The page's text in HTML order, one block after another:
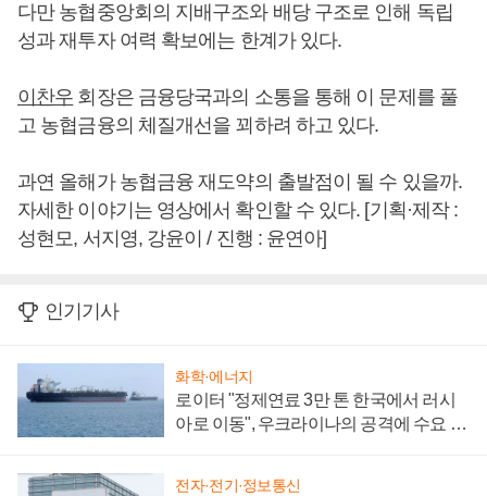
다만 농협중앙회의 지배구조와 배당 구조로 인해 독립
성과 재투자 여력 확보에는 한계가 있다.
이찬우 회장은 금융당국과의 소통을 통해 이 문제를 풀
고 농협금융의 체질개선을 꾀하려 하고 있다.
과연 올해가 농협금융 재도약의 출발점이 될 수 있을까.
자세한 이야기는 영상에서 확인할 수 있다. [기획·제작 :
성현모, 서지영, 강윤이 / 진행 : 윤연아]
인기기사
화학·에너지
로이터 "정제연료 3만 톤 한국에서 러시
아로 이동", 우크라이나의 공격에 수요 늘
전자·전기·정보통신